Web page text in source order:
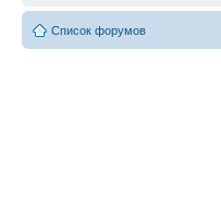
Список форумов